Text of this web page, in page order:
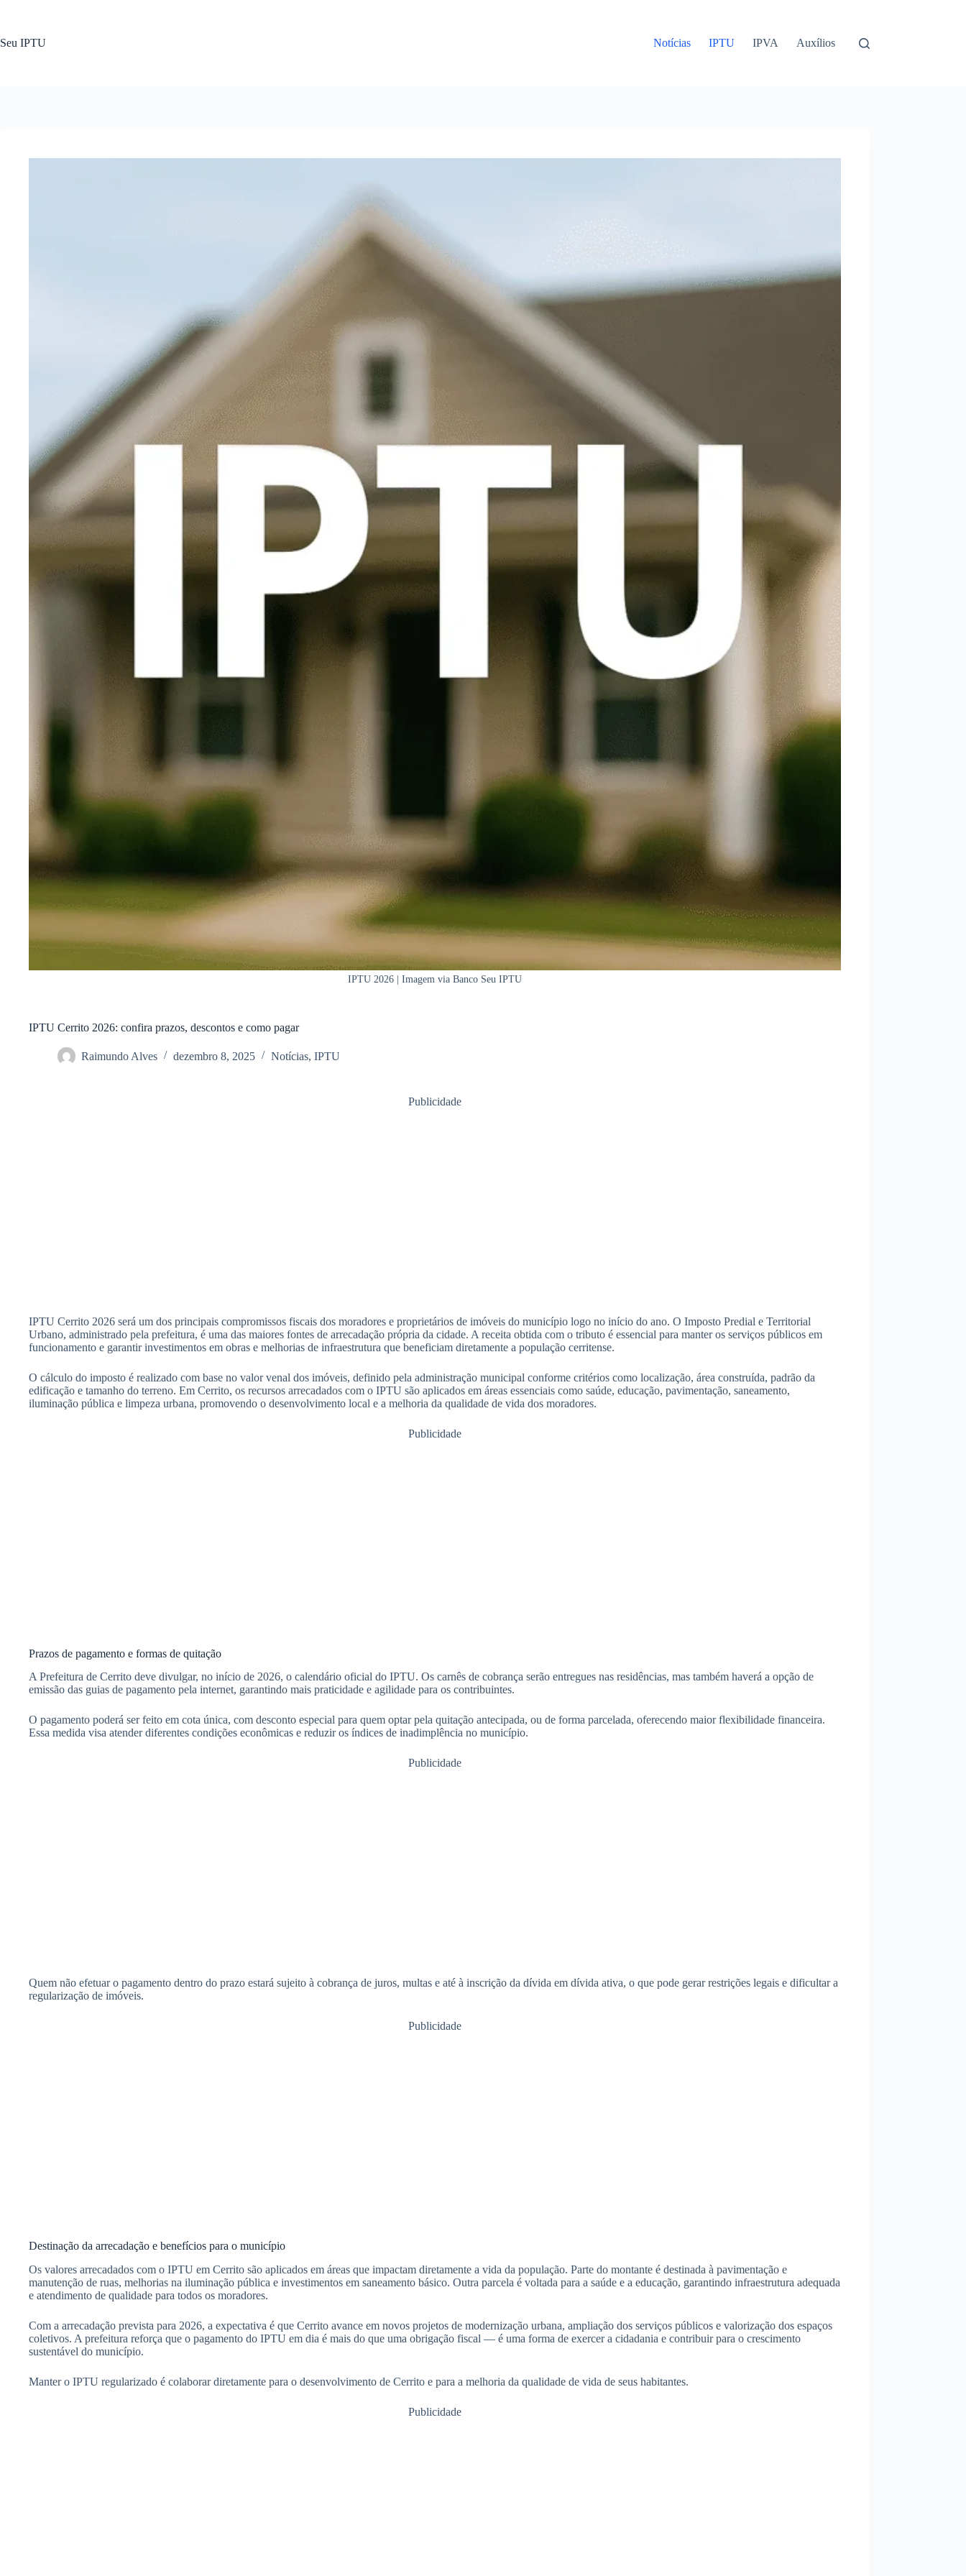
conteúdo
Seu IPTU Notícias IPTU IPVA Auxílios
IPTU 2026 | Imagem via Banco Seu IPTU
IPTU Cerrito 2026: confira prazos, descontos e como pagar
Raimundo Alves dezembro 8, 2025 Notícias, IPTU
Publicidade
IPTU Cerrito 2026 será um dos principais compromissos fiscais dos moradores e proprietários de imóveis do município logo no início do ano. O Imposto Predial e Territorial
Urbano, administrado pela prefeitura, é uma das maiores fontes de arrecadação própria da cidade. A receita obtida com o tributo é essencial para manter os serviços públicos em
funcionamento e garantir investimentos em obras e melhorias de infraestrutura que beneficiam diretamente a população cerritense.
O cálculo do imposto é realizado com base no valor venal dos imóveis, definido pela administração municipal conforme critérios como localização, área construída, padrão da
edificação e tamanho do terreno. Em Cerrito, os recursos arrecadados com o IPTU são aplicados em áreas essenciais como saúde, educação, pavimentação, saneamento,
iluminação pública e limpeza urbana, promovendo o desenvolvimento local e a melhoria da qualidade de vida dos moradores.
Publicidade
Prazos de pagamento e formas de quitação
A Prefeitura de Cerrito deve divulgar, no início de 2026, o calendário oficial do IPTU. Os carnês de cobrança serão entregues nas residências, mas também haverá a opção de
emissão das guias de pagamento pela internet, garantindo mais praticidade e agilidade para os contribuintes.
O pagamento poderá ser feito em cota única, com desconto especial para quem optar pela quitação antecipada, ou de forma parcelada, oferecendo maior flexibilidade financeira.
Essa medida visa atender diferentes condições econômicas e reduzir os índices de inadimplência no município.
Publicidade
Quem não efetuar o pagamento dentro do prazo estará sujeito à cobrança de juros, multas e até à inscrição da dívida em dívida ativa, o que pode gerar restrições legais e dificultar a
regularização de imóveis.
Publicidade
Destinação da arrecadação e benefícios para o município
Os valores arrecadados com o IPTU em Cerrito são aplicados em áreas que impactam diretamente a vida da população. Parte do montante é destinada à pavimentação e
manutenção de ruas, melhorias na iluminação pública e investimentos em saneamento básico. Outra parcela é voltada para a saúde e a educação, garantindo infraestrutura adequada
e atendimento de qualidade para todos os moradores.
Com a arrecadação prevista para 2026, a expectativa é que Cerrito avance em novos projetos de modernização urbana, ampliação dos serviços públicos e valorização dos espaços
coletivos. A prefeitura reforça que o pagamento do IPTU em dia é mais do que uma obrigação fiscal — é uma forma de exercer a cidadania e contribuir para o crescimento
sustentável do município.
Manter o IPTU regularizado é colaborar diretamente para o desenvolvimento de Cerrito e para a melhoria da qualidade de vida de seus habitantes.
Publicidade